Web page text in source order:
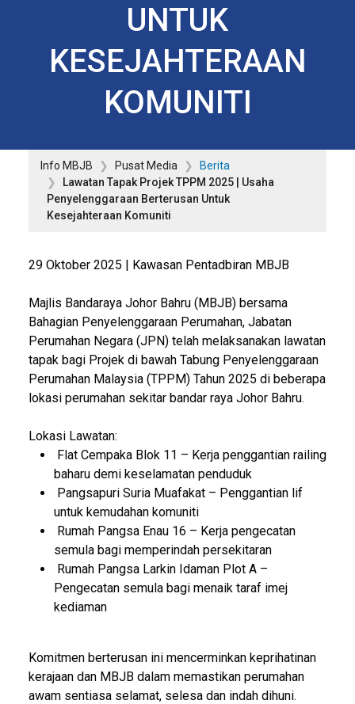
UNTUK
KESEJAHTERAAN
KOMUNITI
Info MBJB Pusat Media
Berita
Lawatan Tapak Projek TPPM 2025 | Usaha
Penyelenggaraan Berterusan Untuk
Kesejahteraan Komuniti
29 Oktober 2025 | Kawasan Pentadbiran MBJB
Majlis Bandaraya Johor Bahru (MBJB) bersama
Bahagian Penyelenggaraan Perumahan, Jabatan
Perumahan Negara (JPN) telah melaksanakan lawatan
tapak bagi Projek di bawah Tabung Penyelenggaraan
Perumahan Malaysia (TPPM) Tahun 2025 di beberapa
lokasi perumahan sekitar bandar raya Johor Bahru.
Lokasi Lawatan:
Flat Cempaka Blok 11 – Kerja penggantian railing
baharu demi keselamatan penduduk
Pangsapuri Suria Muafakat – Penggantian lif
untuk kemudahan komuniti
Rumah Pangsa Enau 16 – Kerja pengecatan
semula bagi memperindah persekitaran
Rumah Pangsa Larkin Idaman Plot A –
Pengecatan semula bagi menaik taraf imej
kediaman
Komitmen berterusan ini mencerminkan keprihatinan
kerajaan dan MBJB dalam memastikan perumahan
awam sentiasa selamat, selesa dan indah dihuni.